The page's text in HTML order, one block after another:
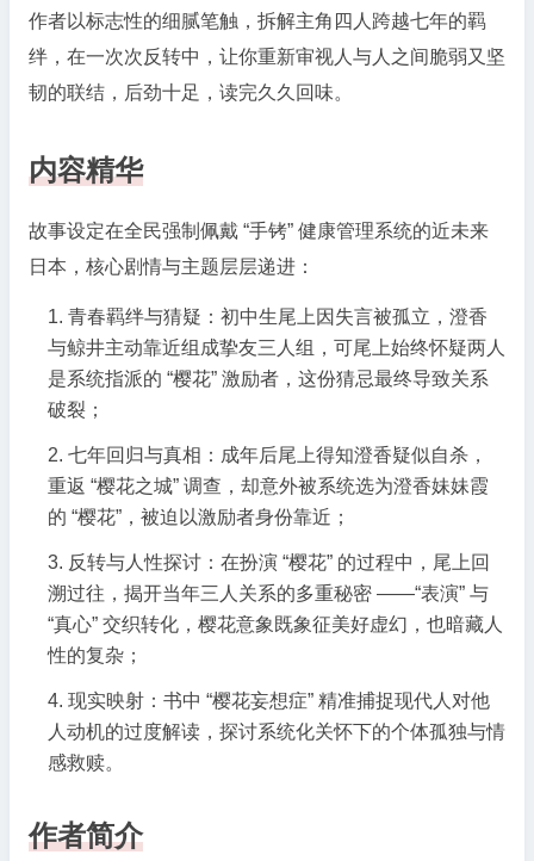
作者以标志性的细腻笔触，拆解主角四人跨越七年的羁
绊，在一次次反转中，让你重新审视人与人之间脆弱又坚
韧的联结，后劲十足，读完久久回味。
内容精华
故事设定在全民强制佩戴 “手铐” 健康管理系统的近未来
日本，核心剧情与主题层层递进：
青春羁绊与猜疑：初中生尾上因失言被孤立，澄香
与鲸井主动靠近组成挚友三人组，可尾上始终怀疑两人
是系统指派的 “樱花” 激励者，这份猜忌最终导致关系
破裂；
七年回归与真相：成年后尾上得知澄香疑似自杀，
重返 “樱花之城” 调查，却意外被系统选为澄香妹妹霞
的 “樱花”，被迫以激励者身份靠近；
反转与人性探讨：在扮演 “樱花” 的过程中，尾上回
溯过往，揭开当年三人关系的多重秘密 ——“表演” 与
“真心” 交织转化，樱花意象既象征美好虚幻，也暗藏人
性的复杂；
现实映射：书中 “樱花妄想症” 精准捕捉现代人对他
人动机的过度解读，探讨系统化关怀下的个体孤独与情
感救赎。
作者简介